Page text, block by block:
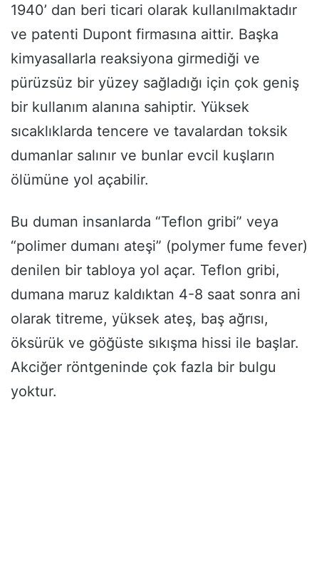
1940’ dan beri ticari olarak kullanılmaktadır
ve patenti Dupont firmasına aittir. Başka
kimyasallarla reaksiyona girmediği ve
pürüzsüz bir yüzey sağladığı için çok geniş
bir kullanım alanına sahiptir. Yüksek
sıcaklıklarda tencere ve tavalardan toksik
dumanlar salınır ve bunlar evcil kuşların
ölümüne yol açabilir.
Bu duman insanlarda “Teflon gribi” veya
“polimer dumanı ateşi” (polymer fume fever)
denilen bir tabloya yol açar. Teflon gribi,
dumana maruz kaldıktan 4-8 saat sonra ani
olarak titreme, yüksek ateş, baş ağrısı,
öksürük ve göğüste sıkışma hissi ile başlar.
Akciğer röntgeninde çok fazla bir bulgu
yoktur.